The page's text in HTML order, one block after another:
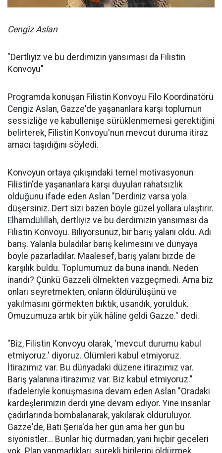
Cengiz Aslan
"Dertliyiz ve bu derdimizin yansıması da Filistin
Konvoyu"
Programda konuşan Filistin Konvoyu Filo Koordinatörü
Cengiz Aslan, Gazze'de yaşananlara karşı toplumun
sessizliğe ve kabullenişe sürüklenmemesi gerektiğini
belirterek, Filistin Konvoyu'nun mevcut duruma itiraz
amacı taşıdığını söyledi.
Konvoyun ortaya çıkışındaki temel motivasyonun
Filistin'de yaşananlara karşı duyulan rahatsızlık
olduğunu ifade eden Aslan "Derdiniz varsa yola
düşersiniz. Dert sizi bazen böyle güzel yollara ulaştırır.
Elhamdülillah, dertliyiz ve bu derdimizin yansıması da
Filistin Konvoyu. Biliyorsunuz, bir barış yalanı oldu. Adı
barış. Yalanla buladılar barış kelimesini ve dünyaya
böyle pazarladılar. Maalesef, barış yalanı bizde de
karşılık buldu. Toplumumuz da buna inandı. Neden
inandı? Çünkü Gazzeli ölmekten vazgeçmedi. Ama biz
onları seyretmekten, onların öldürülüşünü ve
yakılmasını görmekten bıktık, usandık, yorulduk.
Omuzumuza artık bir yük hâline geldi Gazze." dedi.
"Biz, Filistin Konvoyu olarak, 'mevcut durumu kabul
etmiyoruz.' diyoruz. Ölümleri kabul etmiyoruz.
İtirazımız var. Bu dünyadaki düzene itirazımız var.
Barış yalanına itirazımız var. Biz kabul etmiyoruz."
ifadeleriyle konuşmasına devam eden Aslan "Oradaki
kardeşlerimizin derdi yine devam ediyor. Yine insanlar
çadırlarında bombalanarak, yakılarak öldürülüyor.
Gazze'de, Batı Şeria'da her gün ama her gün bu
siyonistler... Bunlar hiç durmadan, yani hiçbir geceleri
yok. Plan yapmadıkları, sürekli birilerini öldürmek,